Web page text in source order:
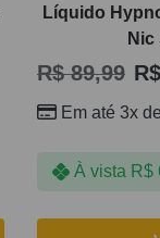
Líquido
Nic
R$89,99 R$
Em até 3x
À vista R$